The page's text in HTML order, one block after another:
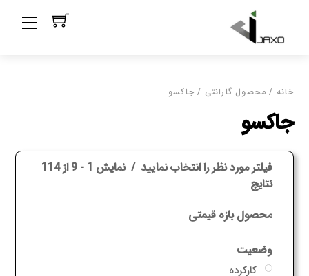
content
خانه / محصول گارانتی / جاکسو
جاکسو
فیلتر مورد نظر را انتخاب نمایید
نمایش 1 - 9 از 114
نتایج
محصول بازه قیمتی
وضعیت
کارکرده